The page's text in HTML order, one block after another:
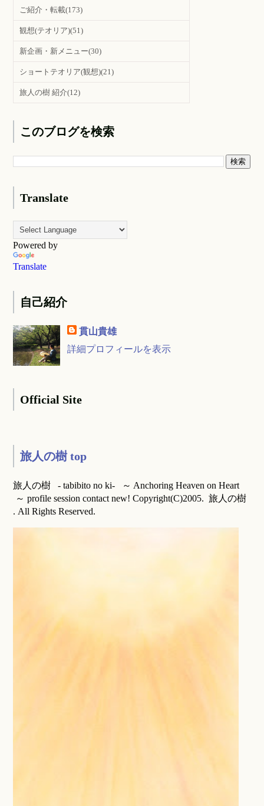
ご紹介・転載(173)
観想(テオリア)(51)
新企画・新メニュー(30)
ショートテオリア(観想)(21)
旅人の樹 紹介(12)
このブログを検索
Translate
Powered by
Translate
自己紹介
貫山貴雄
詳細プロフィールを表示
Official Site
旅人の樹 top
旅人の樹 - tabibito no ki- ～ Anchoring Heaven on Heart
～ profile session contact new! Copyright(C)2005. 旅人の樹
. All Rights Reserved.